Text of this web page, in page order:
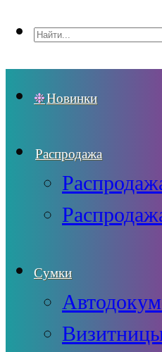
Новинки
Распродажа
Сумки